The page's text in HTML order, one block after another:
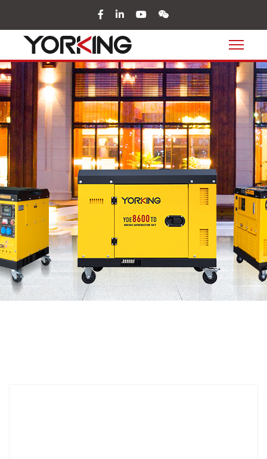
facebook
in youtubewechat